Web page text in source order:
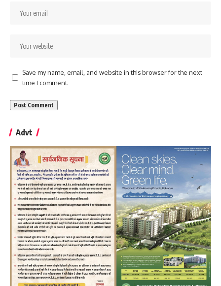
Save my name, email, and website in this browser for the next
time I comment.
Advt